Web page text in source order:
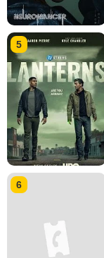
5
6